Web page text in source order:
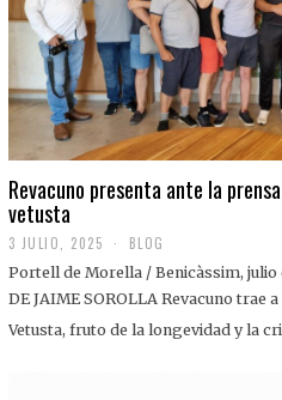
Revacuno presenta ante la
vetusta
3 JULIO, 2025
J
U
I
BLOG
Portell de Morella / Benicàssim, julio
DE JAIME SOROLLA Revacuno trae
Vetusta, fruto de la longevidad y la